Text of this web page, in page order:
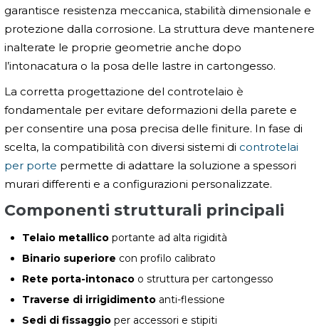
garantisce resistenza meccanica, stabilità dimensionale e
protezione dalla corrosione. La struttura deve mantenere
inalterate le proprie geometrie anche dopo
l’intonacatura o la posa delle lastre in cartongesso.
La corretta progettazione del controtelaio è
fondamentale per evitare deformazioni della parete e
per consentire una posa precisa delle finiture. In fase di
scelta, la compatibilità con diversi sistemi di controtelai
per porte permette di adattare la soluzione a spessori
murari differenti e a configurazioni personalizzate.
Componenti strutturali principali
Telaio metallico portante ad alta rigidità
Binario superiore con profilo calibrato
Rete porta-intonaco o struttura per cartongesso
Traverse di irrigidimento anti-flessione
Sedi di fissaggio per accessori e stipiti